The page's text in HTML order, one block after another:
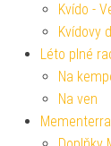
Kvído -
Kvídovy
Léto plné
Na
Na ven
Mementerra